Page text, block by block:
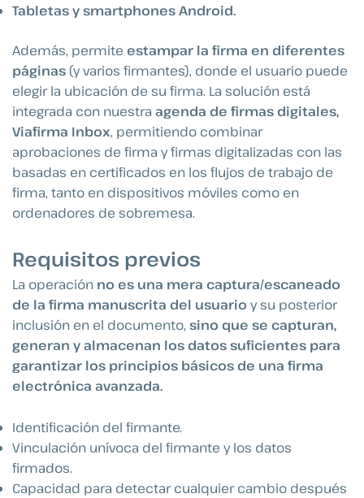
Tabletas y smartphones Android.
Además, permite estampar la firma en diferentes
páginas (y varios firmantes), donde el usuario puede
elegir la ubicación de su firma. La solución está
integrada con nuestra agenda de firmas digitales,
Viafirma Inbox, permitiendo combinar
aprobaciones de firma y firmas digitalizadas con las
basadas en certificados en los flujos de trabajo de
firma, tanto en dispositivos móviles como en
ordenadores de sobremesa.
Requisitos previos
La operación no es una mera captura/escaneado
de la firma manuscrita del usuario y su posterior
inclusión en el documento, sino que se capturan,
generan y almacenan los datos suficientes para
garantizar los principios básicos de una firma
electrónica avanzada.
Identificación del firmante.
Vinculación unívoca del firmante y los datos
firmados.
Capacidad para detectar cualquier cambio después